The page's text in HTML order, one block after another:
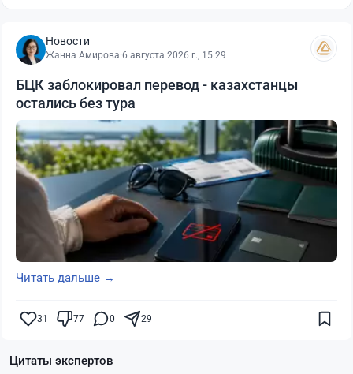
Новости
Жанна Амирова·6 августа 2026 г., 15:29
БЦК заблокировал перевод - казахстанцы
остались без тура
Читать дальше →
31 77 0 29
Цитаты экспертов